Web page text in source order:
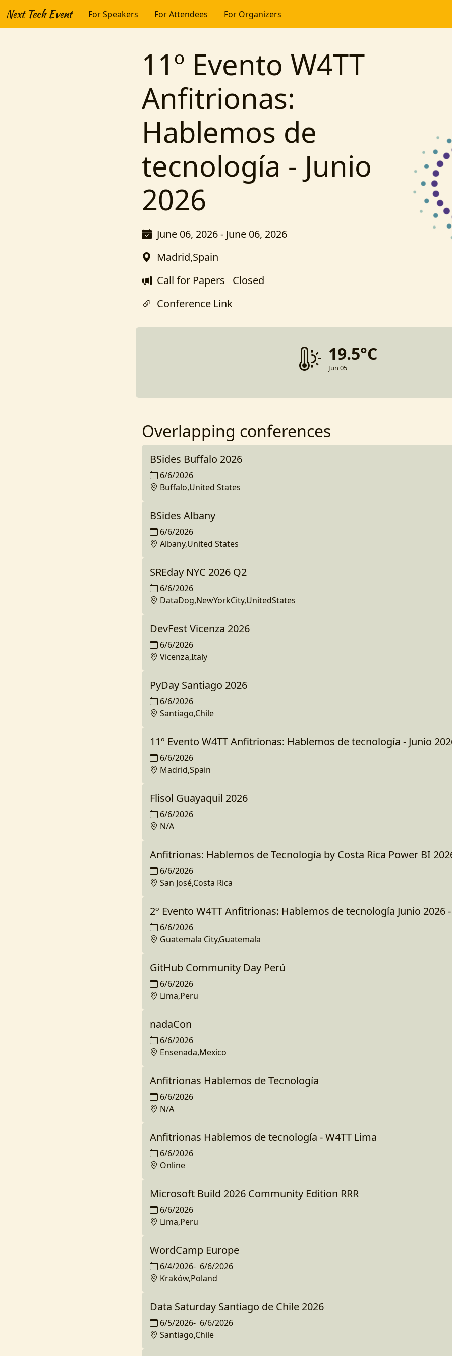
Next Tech Event For Speakers For Attendees For Organizers
11º Evento W4TT
Anfitrionas:
Hablemos de
tecnología - Junio
2026
June 06, 2026 - June 06, 2026
Madrid,Spain
Call for Papers Closed
Conference Link
19.5°C
Jun 05
Overlapping conferences
BSides Buffalo 2026
6/6/2026
Buffalo,United States
BSides Albany
6/6/2026
Albany,United States
SREday NYC 2026 Q2
6/6/2026
DataDog,NewYorkCity,UnitedStates
DevFest Vicenza 2026
6/6/2026
Vicenza,Italy
PyDay Santiago 2026
6/6/2026
Santiago,Chile
11º Evento W4TT Anfitrionas: Hablemos de tecnología - Junio
6/6/2026
Madrid,Spain
Flisol Guayaquil 2026
6/6/2026
N/A
Anfitrionas: Hablemos de Tecnología by Costa Rica Power BI
6/6/2026
San José,Costa Rica
2º Evento W4TT Anfitrionas: Hablemos de tecnología Junio 2026
6/6/2026
Guatemala City,Guatemala
GitHub Community Day Perú
6/6/2026
Lima,Peru
nadaCon
6/6/2026
Ensenada,Mexico
Anfitrionas Hablemos de Tecnología
6/6/2026
N/A
Anfitrionas Hablemos de tecnología - W4TT Lima
6/6/2026
Online
Microsoft Build 2026 Community Edition RRR
6/6/2026
Lima,Peru
WordCamp Europe
6/4/2026- 6/6/2026
Kraków,Poland
Data Saturday Santiago de Chile 2026
6/5/2026- 6/6/2026
Santiago,Chile